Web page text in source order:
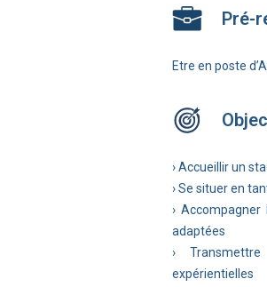
Pré-
Etre en poste
› Accueillir un
› Se situer en
›
adaptées
›
expérientielles